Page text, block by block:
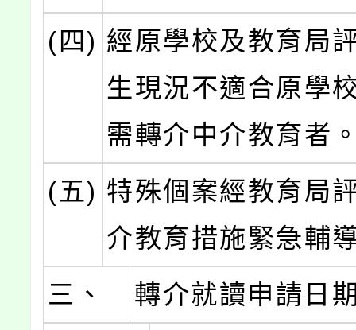
(四) 經原學校及教育局
生現況不適合原學
需轉介中介教育者
(五) 特殊個案經教育局
介教育措施緊急輔
三、
轉介就讀申請日